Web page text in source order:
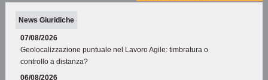
News Giuridiche
07/08/2026
Geolocalizzazione puntuale nel Lavoro Agile: timbratura o
controllo a distanza?
06/08/2026